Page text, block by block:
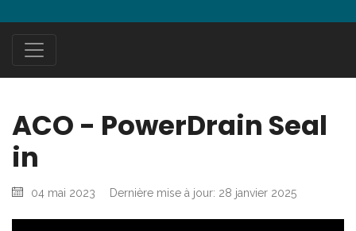
ACO - PowerDrain Seal
in
04 mai 2023 Dernière mise à jour: 28 janvier 2025